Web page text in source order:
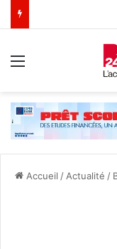
Accueil / Actualité /